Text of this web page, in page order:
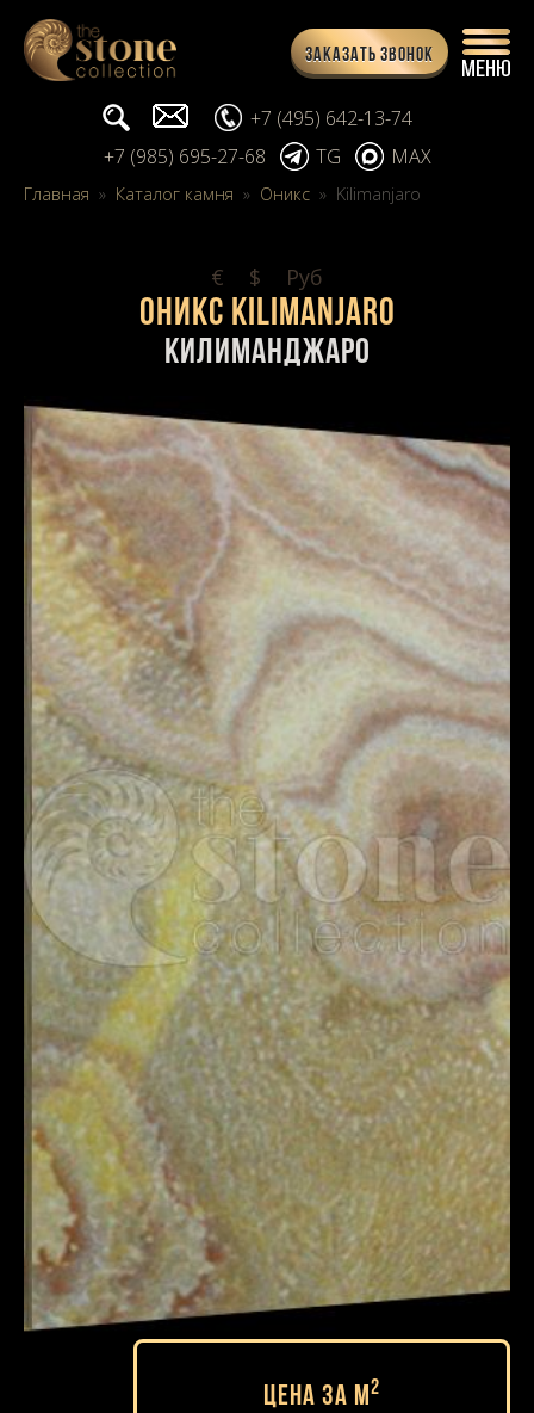
Заказать звонок
Поиск... info@stone-collection.ru
+7 (495) 642-13-74
+7 (985) 695-27-68
TG MAX
Главная » Каталог камня » Оникс » Kilimanjaro
€ $ Pуб
Оникс Kilimanjaro
Килиманджаро
Цена за м 2